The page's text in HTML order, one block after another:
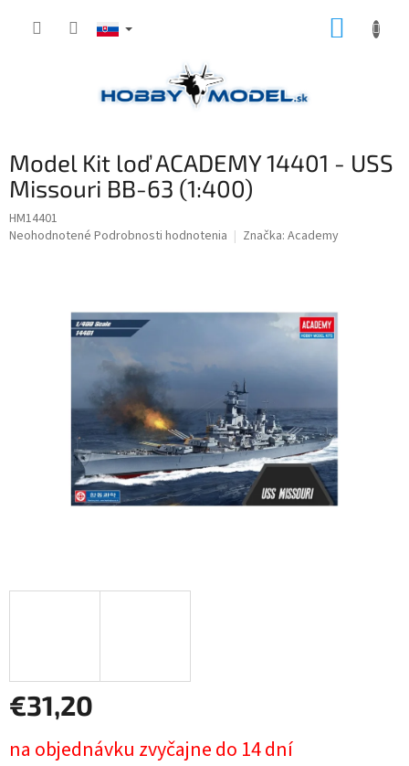
Model Kit loď ACADEMY 14401 - USS
Missouri BB-63 (1:400)
HM14401
Priemerné
Neohodnotené Podrobnosti hodnotenia Značka: Academy
€31,20
cena:
na objednávku zvyčajne do 14 dní